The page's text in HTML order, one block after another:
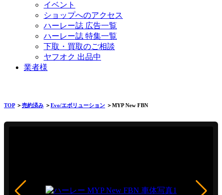
イベント
ショップへのアクセス
ハーレー誌 広告一覧
ハーレー誌 特集一覧
下取・買取のご相談
ヤフオク 出品中
業者様
TOP＞売約済み ＞Evo/エボリューション ＞MYP New FBN